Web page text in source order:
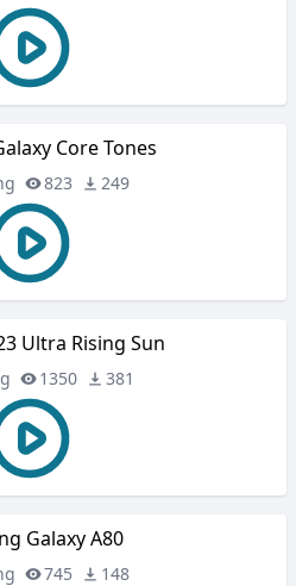
Core Tones
823 249
Ultra Rising Sun
1350 381
Galaxy A80
745 148